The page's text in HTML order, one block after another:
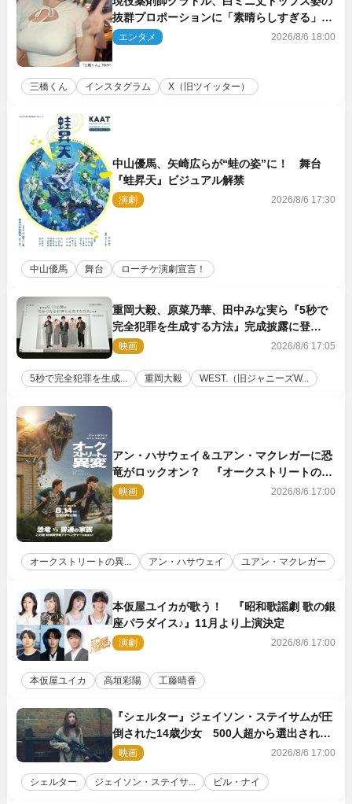
抜群プロポーションに「素晴らしすぎる」
「すっっっご！」とネット絶賛
エンタメ 2026/8/6 18:00
三橋くん インスタグラム X（旧ツイッター）
中山優馬、矢崎広らが“蛙の姿”に！ 舞台
『蛙昇天』ビジュアル解禁
演劇 2026/8/6 17:30
中山優馬 舞台 ローチケ演劇宣言！
重岡大毅、原菜乃華、田中みな実ら『5秒で
完全犯罪を生成する方法』完成披露に登
壇！ それぞれのAI活用術も発表
映画 2026/8/6 17:05
5秒で完全犯罪を生成... 重岡大毅 WEST.（旧ジャニーズW...
アン・ハサウェイ＆ユアン・マクレガーに恐
竜がロックオン？ 『オークストリートの異
変』新ビジュアル＆本編映像初解禁
映画 2026/8/6 17:00
オークストリートの異... アン・ハサウェイ ユアン・マクレガー
本仮屋ユイカが歌う！ 『昭和歌謡劇 歌の銀
座パラダイス♪』11月より上演決定
演劇 2026/8/6 17:00
本仮屋ユイカ 高垣彩陽 工藤晴香
『シェルター』ジェイソン・ステイサムが圧
倒された14歳少女 500人超から選出された
新鋭ボディ・レイ・ブレスナックとは
映画 2026/8/6 17:00
シェルター ジェイソン・ステイサ... ビル・ナイ